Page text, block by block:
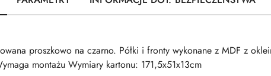
proszkowo na czarno. Półki i fronty wykonane z MDF z
montażu Wymiary kartonu: 171,5x51x13cm